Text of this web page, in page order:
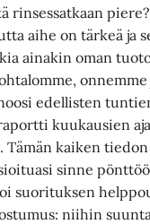
rinsessatkaan piere?
aihe on tärkeä ja
ainakin oman
edellisten
kuukausien
Tämän kaiken tiedon
sinne
suorituksen
niihin